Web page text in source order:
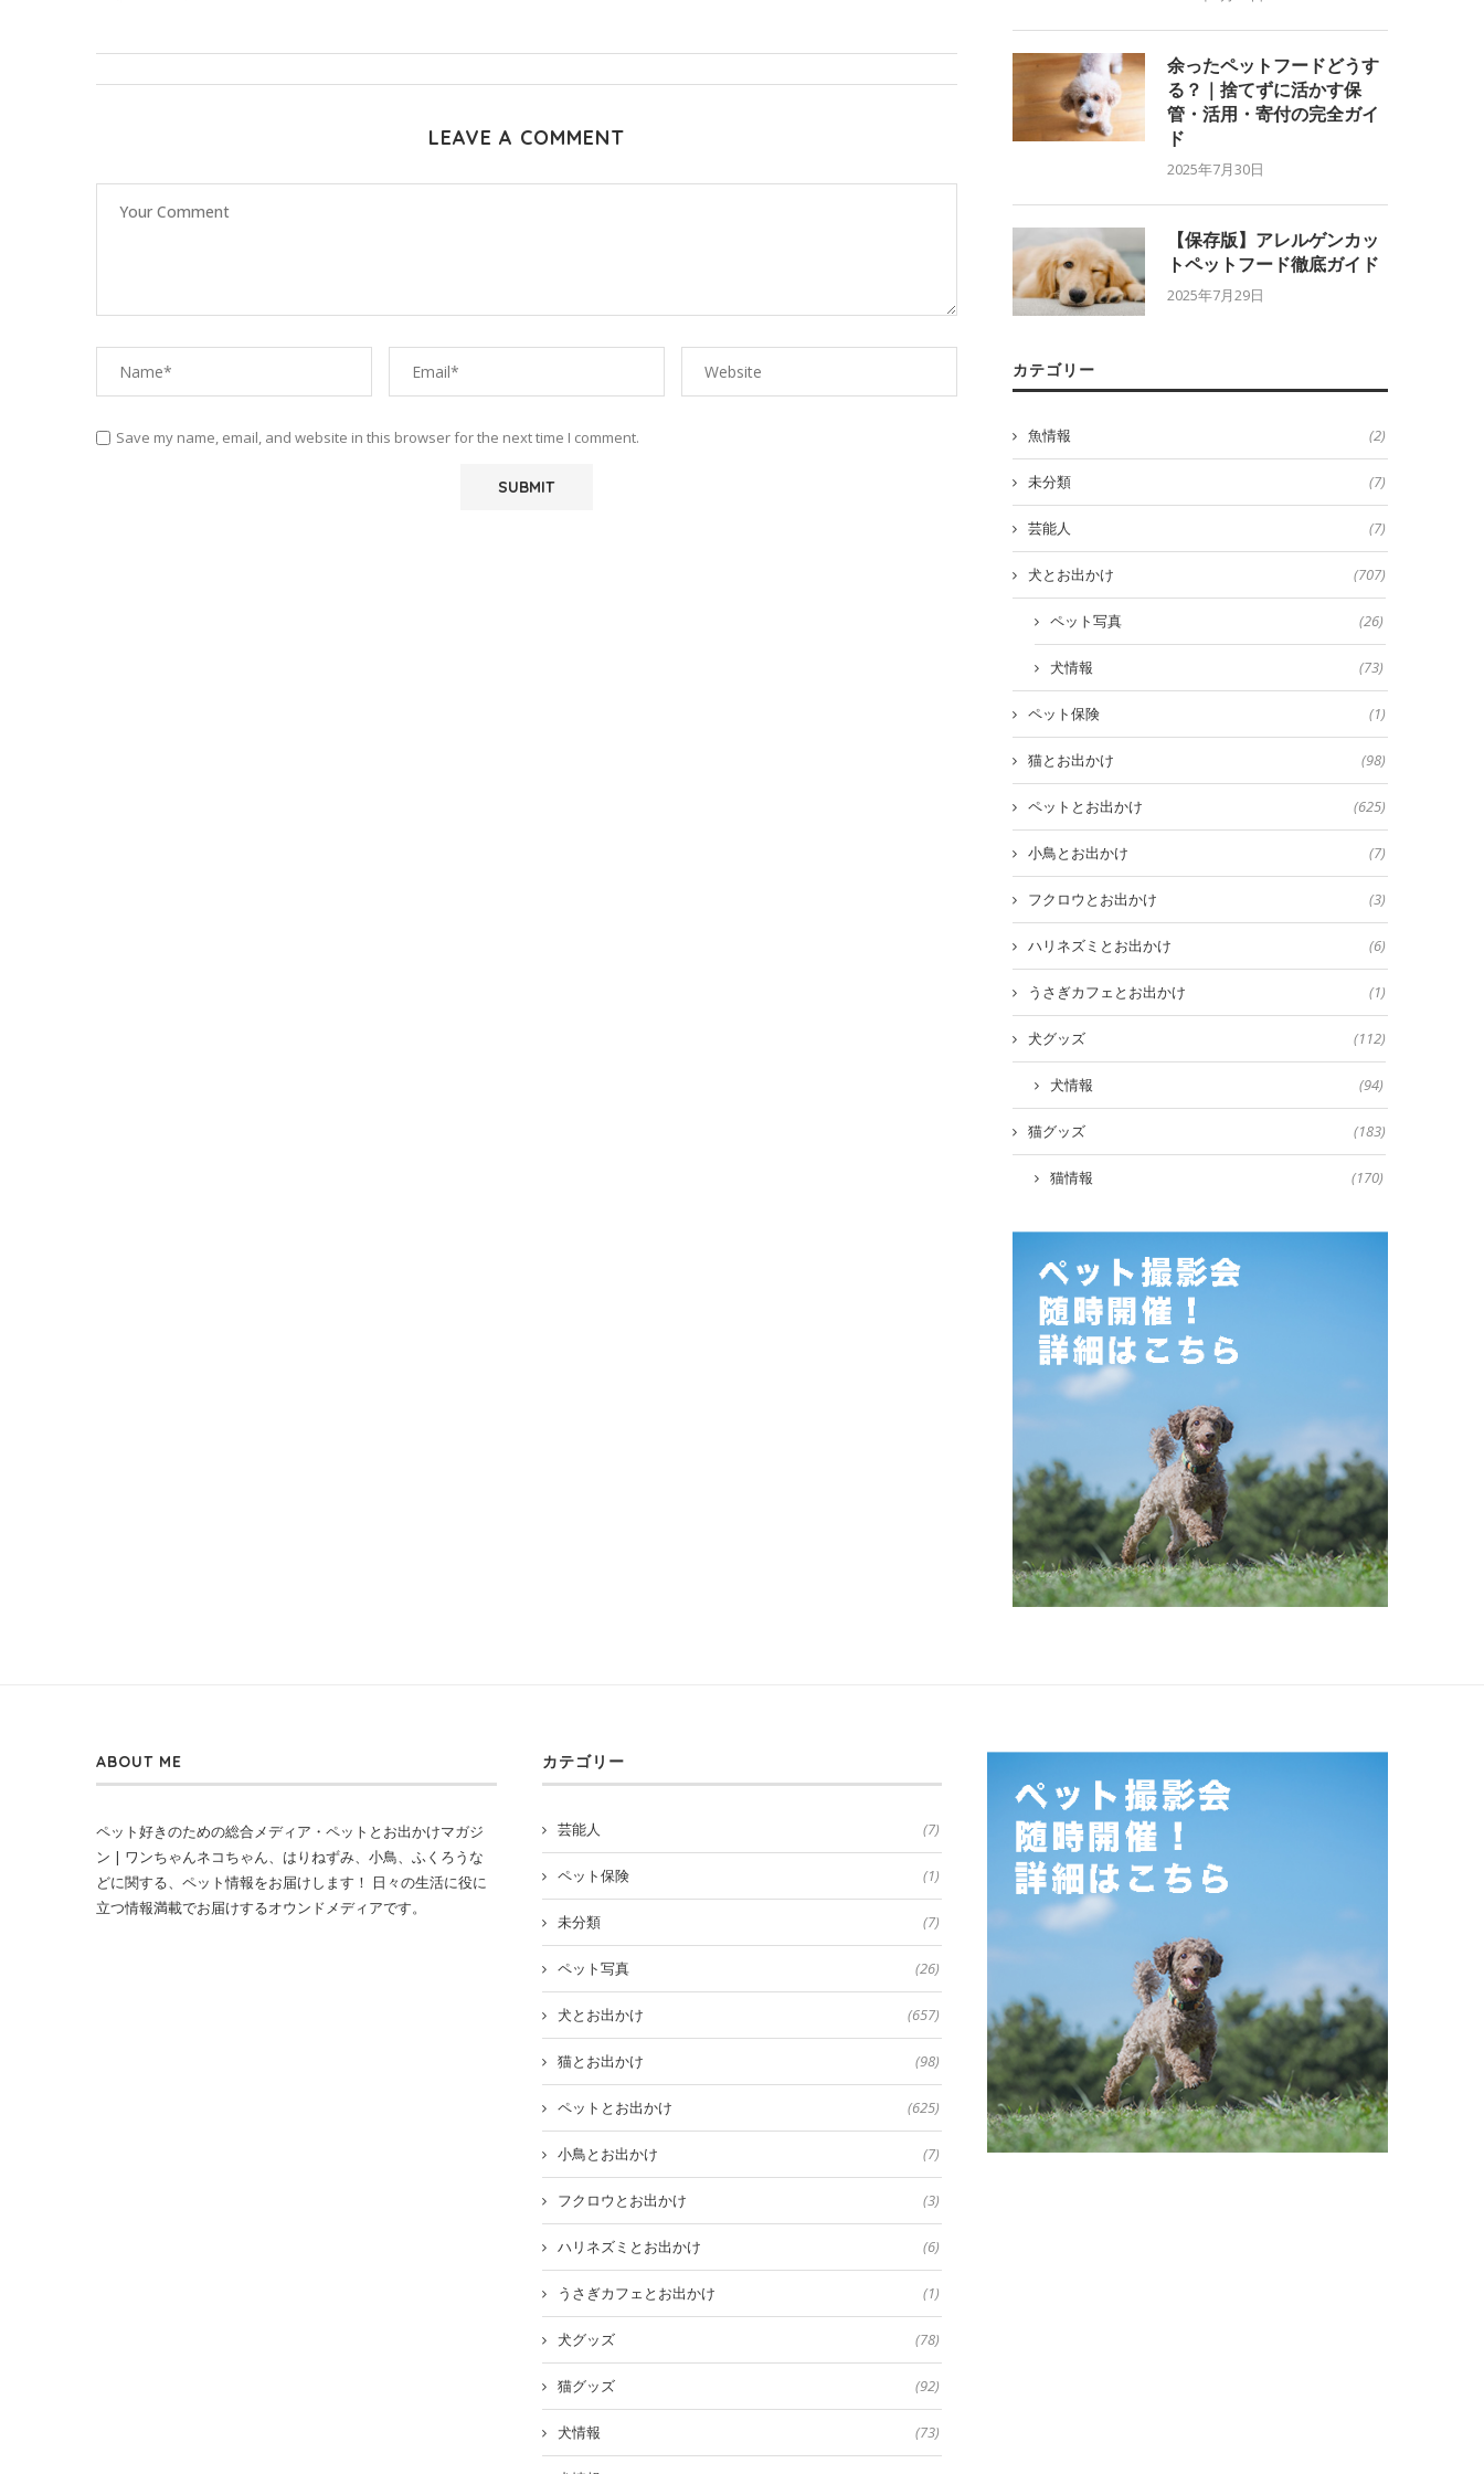
LEAVE A COMMENT
Save my name, email, and website in this browser for the next time I comment.
余ったペットフードどうす
る？｜捨てずに活かす保
管・活用・寄付の完全ガイ
ド
2025年7月30日
【保存版】アレルゲンカッ
トペットフード徹底ガイド
2025年7月29日
カテゴリー
魚情報 (2)
未分類 (7)
芸能人 (7)
犬とお出かけ (707)
ペット写真 (26)
犬情報 (73)
ペット保険 (1)
猫とお出かけ (98)
ペットとお出かけ (625)
小鳥とお出かけ (7)
フクロウとお出かけ (3)
ハリネズミとお出かけ (6)
うさぎカフェとお出かけ (1)
犬グッズ (112)
犬情報 (94)
猫グッズ (183)
猫情報 (170)
ABOUT ME
ペット好きのための総合メディア・ペットとお出かけマガジ
ン | ワンちゃんネコちゃん、はりねずみ、小鳥、ふくろうな
どに関する、ペット情報をお届けします！ 日々の生活に役に
立つ情報満載でお届けするオウンドメディアです。
カテゴリー
芸能人 (7)
ペット保険 (1)
未分類 (7)
ペット写真 (26)
犬とお出かけ (657)
猫とお出かけ (98)
ペットとお出かけ (625)
小鳥とお出かけ (7)
フクロウとお出かけ (3)
ハリネズミとお出かけ (6)
うさぎカフェとお出かけ (1)
犬グッズ (78)
猫グッズ (92)
犬情報 (73)